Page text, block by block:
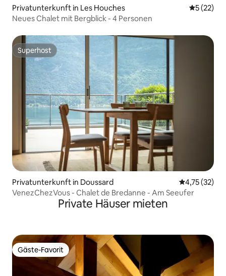
Privatunterkunft in Les Houches
5 (22)
Neues Chalet mit Bergblick - 4 Personen
Superhost
Superhost
Privatunterkunft in Doussard
4,75 (32)
VenezChezVous - Chalet de Bredanne - Am Seeufer
Private Häuser mieten
Gäste-Favorit
Gäste-Favorit